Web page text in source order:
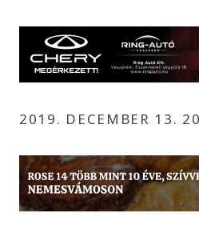
2019. DECEMBER 13.